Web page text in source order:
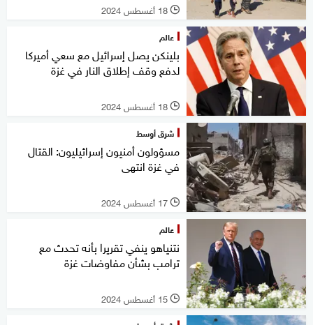
l 18 أغسطس 2024
عالم
بلينكن يصل إسرائيل مع سعي أميركا
لدفع وقف إطلاق النار في غزة
l 18 أغسطس 2024
شرق أوسط
مسؤولون أمنيون إسرائيليون: القتال
في غزة انتهى
l 17 أغسطس 2024
عالم
نتنياهو ينفي تقريرا بأنه تحدث مع
ترامب بشأن مفاوضات غزة
l 15 أغسطس 2024